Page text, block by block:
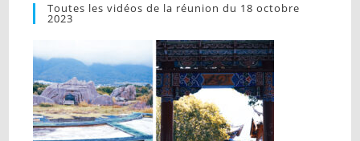
Toutes les vidéos de la réunion du 18 octobre
2023